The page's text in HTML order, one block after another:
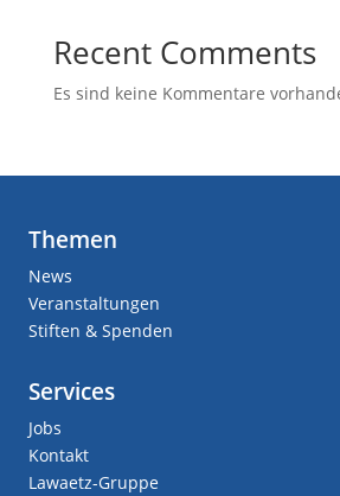
Recent Comments
Es sind keine Kommentare
Themen
News
Veranstaltungen
Stiften & Spenden
Services
Jobs
Kontakt
Lawaetz-Gruppe